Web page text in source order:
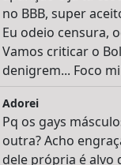
no BBB, super
Eu odeio censura,
Vamos criticar o
denigrem... Foco
Adorei
Pq os gays
outra? Acho
dele própria é alvo